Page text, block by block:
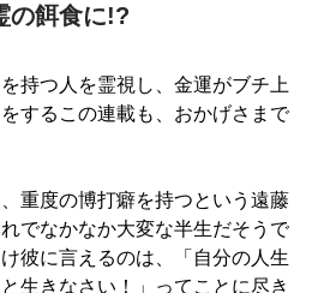
の餌食に!?
を持つ人を霊視し、金運がブチ上
するこの連載も、おかげさまで
重度の博打癖を持つという遠藤
でなかなか大変な半生だそうで
彼に言えるのは、「自分の人生
生きなさい！」ってことに尽き